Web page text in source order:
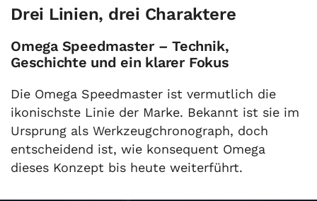
Drei Linien, drei Charaktere
Omega Speedmaster – Technik,
Geschichte und ein klarer Fokus
Die Omega Speedmaster ist vermutlich die
ikonischste Linie der Marke. Bekannt ist sie im
Ursprung als Werkzeugchronograph, doch
entscheidend ist, wie konsequent Omega
dieses Konzept bis heute weiterführt.